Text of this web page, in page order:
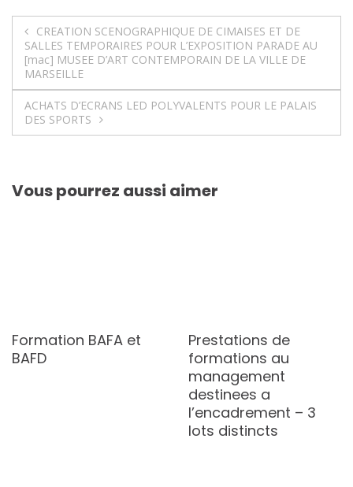
Navigation
de
l’article
CREATION SCENOGRAPHIQUE DE CIMAISES ET DE
SALLES TEMPORAIRES POUR L’EXPOSITION PARADE AU
[mac] MUSEE D’ART CONTEMPORAIN DE LA VILLE DE
MARSEILLE
ACHATS D’ECRANS LED POLYVALENTS POUR LE PALAIS
DES SPORTS
Vous pourrez aussi aimer
Formation BAFA et
BAFD
Prestations de
formations au
management
destinees a
l’encadrement – 3
lots distincts